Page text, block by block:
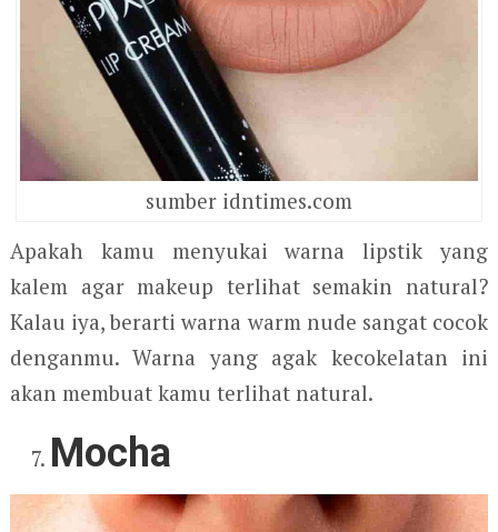
sumber idntimes.com
Apakah kamu menyukai warna lipstik yang
kalem agar makeup terlihat semakin natural?
Kalau iya, berarti warna warm nude sangat cocok
denganmu. Warna yang agak kecokelatan ini
akan membuat kamu terlihat natural.
Mocha